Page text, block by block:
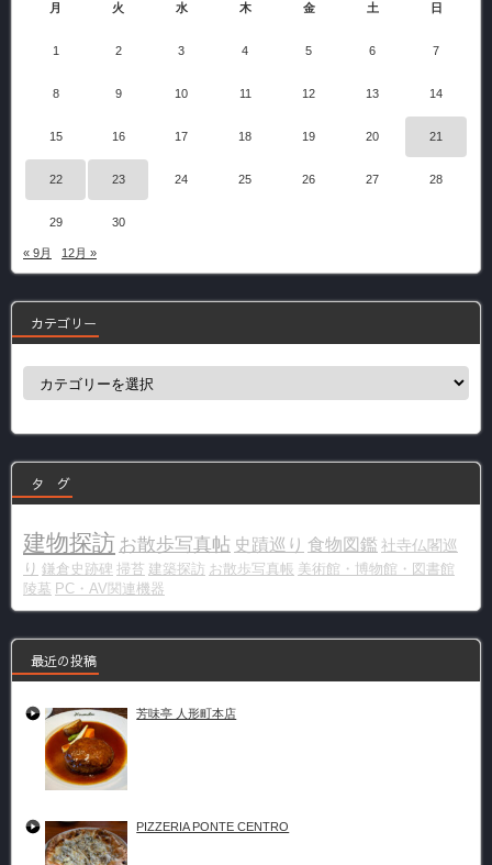
月 火 水 木 金 土 日
1 2 3 4 5 6 7
8 9 10 11 12 13 14
15 16 17 18 19 20 21
22 23 24 25 26 27 28
29 30
« 9月 12月 »
カテゴリー
ー
タ グ
建物探訪 お散歩写真帖 史蹟巡り 食物図鑑 社寺仏閣巡
り 鎌倉史跡碑 掃苔 建築探訪 お散歩写真帳 美術館・博物館・図書館
陵墓 PC・AV関連機器
最近の投稿
芳味亭 人形町本店
PIZZERIA PONTE CENTRO